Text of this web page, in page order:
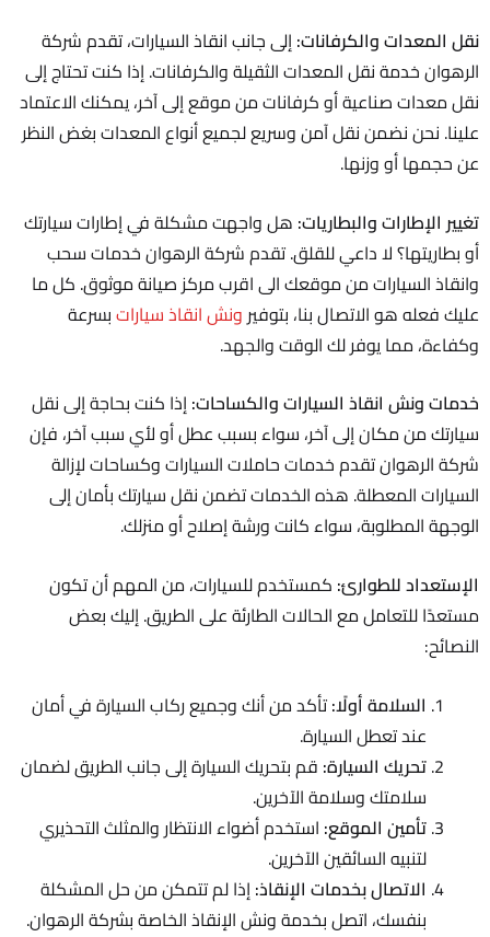
نقل المعدات والكرفانات:إلى جانب انقاذ السيارات، تقدم شركة
الرهوان خدمة نقل المعدات الثقيلة والكرفانات. إذا كنت تحتاج إلى
نقل معدات صناعية أو كرفانات من موقع إلى آخر، يمكنك الاعتماد
علينا. نحن نضمن نقل آمن وسريع لجميع أنواع المعدات بغض النظر
عن حجمها أو وزنها.
تغيير الإطارات والبطاريات: هل واجهت مشكلة في إطارات سيارتك
أو بطاريتها؟ لا داعي للقلق. تقدم شركة الرهوان خدمات سحب
وانقاذ السيارات من موقعك الى اقرب مركز صيانة موثوق. كل ما
عليك فعله هو الاتصال بنا، بتوفير ونش انقاذ سياراتبسرعة
وكفاءة، مما يوفر لك الوقت والجهد.
خدمات ونش انقاذ السيارات والكساحات:إذا كنت بحاجة إلى نقل
سيارتك من مكان إلى آخر، سواء بسبب عطل أو لأي سبب آخر، فإن
شركة الرهوان تقدم خدمات حاملات السيارات وكساحات لإزالة
السيارات المعطلة. هذه الخدمات تضمن نقل سيارتك بأمان إلى
الوجهة المطلوبة، سواء كانت ورشة إصلاح أو منزلك.
الإستعداد للطوارئ: كمستخدم للسيارات، من المهم أن تكون
مستعدًا للتعامل مع الحالات الطارئة على الطريق. إليك بعض
النصائح:
السلامة أولًا:تأكد من أنك وجميع ركاب السيارة في أمان
عند تعطل السيارة.
تحريك السيارة: قم بتحريك السيارة إلى جانب الطريق لضمان
سلامتك وسلامة الآخرين.
تأمين الموقع: استخدم أضواء الانتظار والمثلث التحذيري
لتنبيه السائقين الآخرين.
الاتصال بخدمات الإنقاذ:إذا لم تتمكن من حل المشكلة
بنفسك، اتصل بخدمة ونش الإنقاذ الخاصة بشركة الرهوان.